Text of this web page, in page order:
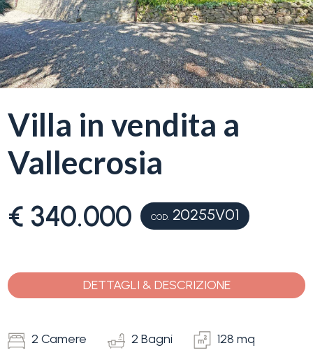
Villa in vendita a
Vallecrosia
€ 340.000 COD. 20255V01
DETTAGLI & DESCRIZIONE
2 Camere 2 Bagni 128 mq
I
nostri
servizi
La
Liguria
Ricerca
Blog
Tipologia
-
multiscelta
Terreni
Prezzo